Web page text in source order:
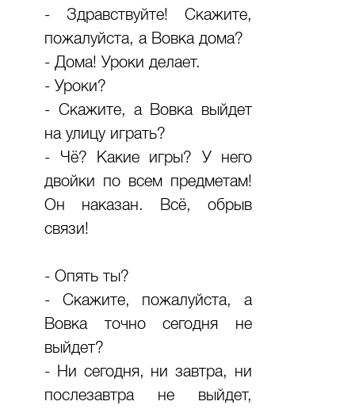
- Здравствуйте! Скажите,
пожалуйста, а Вовка дома?
- Дома! Уроки делает.
- Уроки?
- Скажите, а Вовка выйдет
на улицу играть?
- Чё? Какие игры? У него
двойки по всем предметам!
Он наказан. Всё, обрыв
связи!
- Опять ты?
- Скажите, пожалуйста, а
Вовка точно сегодня не
выйдет?
- Ни сегодня, ни завтра, ни
послезавтра не выйдет,